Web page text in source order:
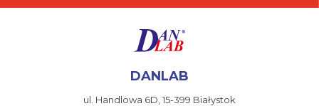
DANLAB
ul. Handlowa 6D, 15-399 Białystok